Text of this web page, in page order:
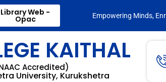
Library Web -
Opac Empowering Minds,
KAITHAL
Accredited)
University, Kurukshetra